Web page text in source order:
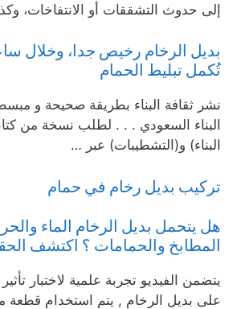
إلى حدوث التشققات أو الانتفاخات،
بديل الرخام رخيص جدا، وخلال
تُكمل تبليط الحمام
نشر ثقافة البناء بطريقة صحيحة و
البناء السعودي . . . لطلب نسخة من
البناء) و(التشطيبات) عبر …
تركيب بديل رخام في حمام
هل يتحمل بديل الرخام الماء
المطابخ والحمامات ؟ اكتشف
يتضمن الفيديو تجربة علمية لاختبار
على بديل الرخام , يتم استخدام قطعة